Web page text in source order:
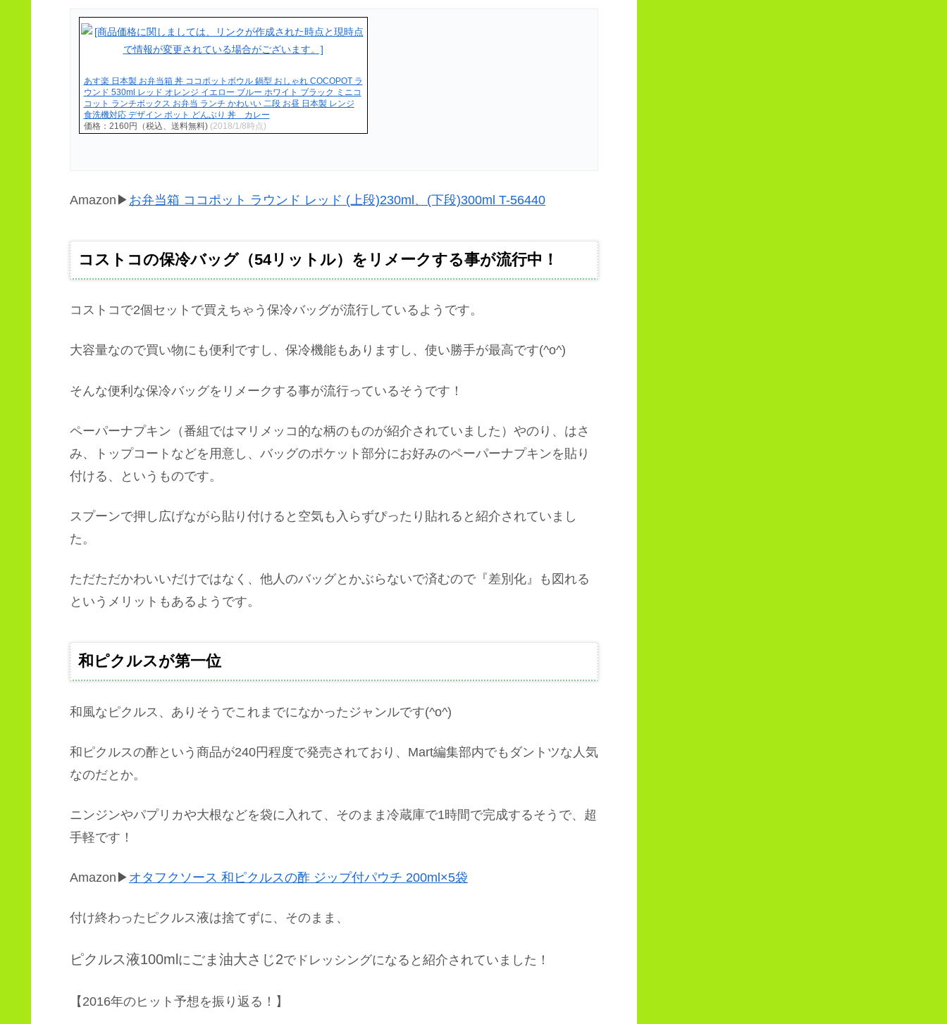
あす楽 日本製 お弁当箱 丼 ココポットボウル 鍋型 おしゃれ COCOPOT ラ
ウンド 530ml レッド オレンジ イエロー ブルー ホワイト ブラック ミニコ
コット ランチボックス お弁当 ランチ かわいい 二段 お昼 日本製 レンジ
食洗機対応 デザイン ポット どんぶり 丼 カレー
価格：2160円（税込、送料無料) (2018/1/8時点)
Amazon▶ お弁当箱 ココポット ラウンド レッド (上段)230ml、(下段)300ml T-56440
コストコの保冷バッグ（54リットル）をリメークする事が流行中！
コストコで2個セットで買えちゃう保冷バッグが流行しているようです。
大容量なので買い物にも便利ですし、保冷機能もありますし、使い勝手が最高です(^o^)
そんな便利な保冷バッグをリメークする事が流行っているそうです！
ペーパーナプキン（番組ではマリメッコ的な柄のものが紹介されていました）やのり、はさ
み、トップコートなどを用意し、バッグのポケット部分にお好みのペーパーナプキンを貼り
付ける、というものです。
スプーンで押し広げながら貼り付けると空気も入らずぴったり貼れると紹介されていまし
た。
ただただかわいいだけではなく、他人のバッグとかぶらないで済むので『差別化』も図れる
というメリットもあるようです。
和ピクルスが第一位
和風なピクルス、ありそうでこれまでになかったジャンルです(^o^)
和ピクルスの酢という商品が240円程度で発売されており、Mart編集部内でもダントツな人気
なのだとか。
ニンジンやパプリカや大根などを袋に入れて、そのまま冷蔵庫で1時間で完成するそうで、超
手軽です！
Amazon▶ オタフクソース 和ピクルスの酢 ジップ付パウチ 200ml×5袋
付け終わったピクルス液は捨てずに、そのまま、
ピクルス液100ml にごま油大さじ2でドレッシングになると紹介されていました！
【2016年のヒット予想を振り返る！】